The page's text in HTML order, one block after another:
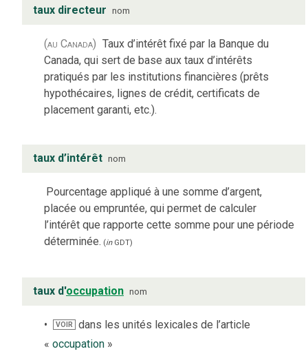
taux directeur nom
(au Canada) Taux d’intérêt fixé par la Banque du
Canada, qui sert de base aux taux d’intérêts
pratiqués par les institutions financières (prêts
hypothécaires, lignes de crédit, certificats de
placement garanti, etc.).
taux d’intérêt nom
Pourcentage appliqué à une somme d’argent,
placée ou empruntée, qui permet de calculer
l’intérêt que rapporte cette somme pour une période
déterminée. (inGDT)
taux d'occupation nom
VOIR
dans les unités lexicales de l’article
« occupation »